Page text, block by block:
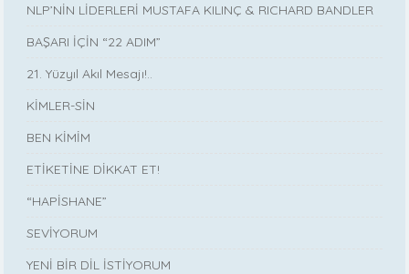
NLP’NİN LİDERLERİ MUSTAFA KILINÇ & RICHARD BANDLER
BAŞARI İÇİN “22 ADIM”
21. Yüzyıl Akıl Mesajı!..
KİMLER-SİN
BEN KİMİM
ETİKETİNE DİKKAT ET!
“HAPİSHANE”
SEVİYORUM
YENİ BİR DİL İSTİYORUM